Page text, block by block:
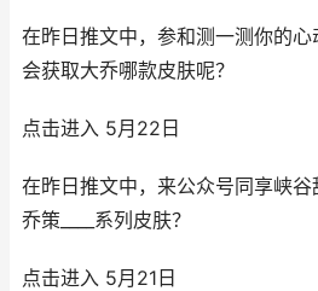
在昨日推文中，参和测一测你的
会获取大乔哪款皮肤呢？
点击进入 5月22日
在昨日推文中，来公众号同享峡
乔策____系列皮肤？
点击进入 5月21日